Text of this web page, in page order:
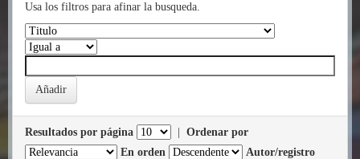
Usa los filtros para afinar la busqueda.
Resultados por página
Ordenar por
En orden
Autor/registro